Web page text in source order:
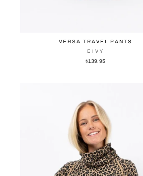
VERSA TRAVEL PANTS
EIVY
$139.95